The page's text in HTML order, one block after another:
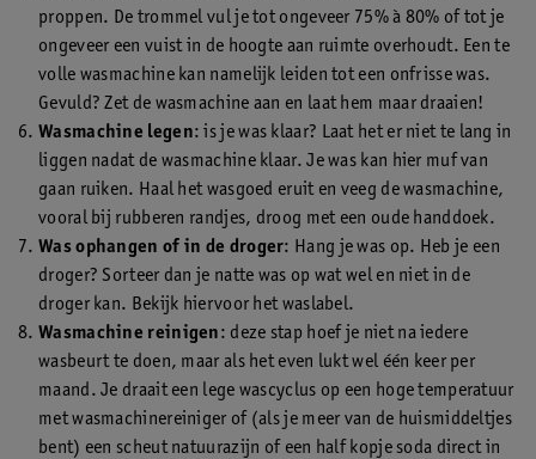
proppen. De trommel vul je tot ongeveer 75% à 80% of tot je
ongeveer een vuist in de hoogte aan ruimte overhoudt. Een te
volle wasmachine kan namelijk leiden tot een onfrisse was.
Gevuld? Zet de wasmachine aan en laat hem maar draaien!
Wasmachine legen: is je was klaar? Laat het er niet te lang in
liggen nadat de wasmachine klaar. Je was kan hier muf van
gaan ruiken. Haal het wasgoed eruit en veeg de wasmachine,
vooral bij rubberen randjes, droog met een oude handdoek.
Was ophangen of in de droger: Hang je was op. Heb je een
droger? Sorteer dan je natte was op wat wel en niet in de
droger kan. Bekijk hiervoor het waslabel.
Wasmachine reinigen: deze stap hoef je niet na iedere
wasbeurt te doen, maar als het even lukt wel één keer per
maand. Je draait een lege wascyclus op een hoge temperatuur
met wasmachinereiniger of (als je meer van de huismiddeltjes
bent) een scheut natuurazijn of een half kopje soda direct in